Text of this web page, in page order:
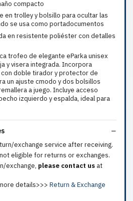
compacto
en trolley y bolsillo para ocultar las
se usa como portadocumentos
en resistente poliéster con detalles
trofeo de elegante eParka unisex
y visera integrada. Incorpora
doble tirador y protector de
un ajuste cmodo y dos bolsillos
a juego. Incluye acceso
izquierdo y espalda, ideal para
exchange service after receiving.
eligible for returns or exchanges.
exchange, please contact us at
details>>> Return & Exchange